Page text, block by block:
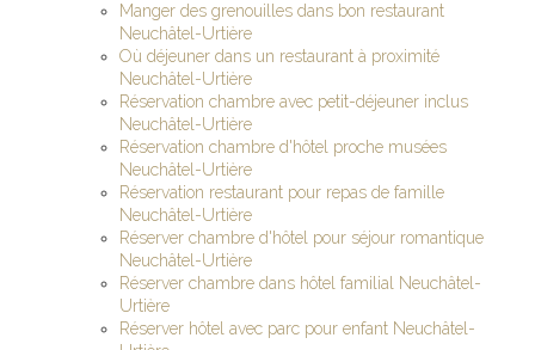
Manger des grenouilles dans bon restaurant
Neuchâtel-Urtière
Où déjeuner dans un restaurant à proximité
Neuchâtel-Urtière
Réservation chambre avec petit-déjeuner inclus
Neuchâtel-Urtière
Réservation chambre d'hôtel proche musées
Neuchâtel-Urtière
Réservation restaurant pour repas de famille
Neuchâtel-Urtière
Réserver chambre d'hôtel pour séjour romantique
Neuchâtel-Urtière
Réserver chambre dans hôtel familial Neuchâtel-
Urtière
Réserver hôtel avec parc pour enfant Neuchâtel-